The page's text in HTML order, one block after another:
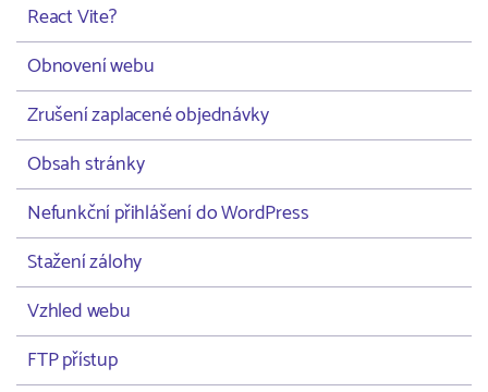
React Vite?
Obnovení webu
Zrušení zaplacené objednávky
Obsah stránky
Nefunkční přihlášení do WordPress
Stažení zálohy
Vzhled webu
FTP přístup